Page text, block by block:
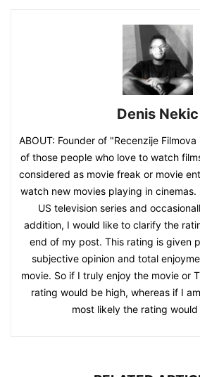
Denis Nekic
ABOUT: Founder of "Recenzije
of those people who love to watch
considered as movie freak or movie
watch new movies playing in
US television series and
addition, I would like to clarify the
end of my post. This rating is given
subjective opinion and total
movie. So if I truly enjoy the movie or
rating would be high, whereas if I
most likely the rating would